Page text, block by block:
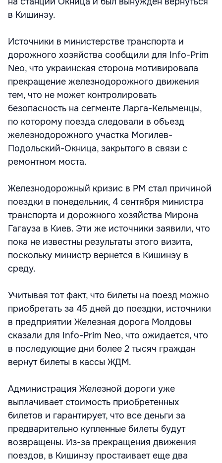
в Кишинэу.
Источники в министерстве транспорта и
дорожного хозяйства сообщили для Info-Prim
Neo, что украинская сторона мотивировала
прекращение железнодорожного движения
тем, что не может контролировать
безопасность на сегменте Ларга-Кельменцы,
по которому поезда следовали в объезд
железнодорожного участка Могилев-
Подольский-Окница, закрытого в связи с
ремонтном моста.
Железнодорожный кризис в РМ стал причиной
поездки в понедельник, 4 сентября министра
транспорта и дорожного хозяйства Мирона
Гагауза в Киев. Эти же источники заявили, что
пока не известны результаты этого визита,
поскольку министр вернется в Кишинэу в
среду.
Учитывая тот факт, что билеты на поезд можно
приобретать за 45 дней до поездки, источники
в предприятии Железная дорога Молдовы
сказали для Info-Prim Neo, что ожидается, что
в последующие дни более 2 тысяч граждан
вернут билеты в кассы ЖДМ.
Администрация Железной дороги уже
выплачивает стоимость приобретенных
билетов и гарантирует, что все деньги за
предварительно купленные билеты будут
возвращены. Из-за прекращения движения
поездов, в Кишинэу простаивает еще два